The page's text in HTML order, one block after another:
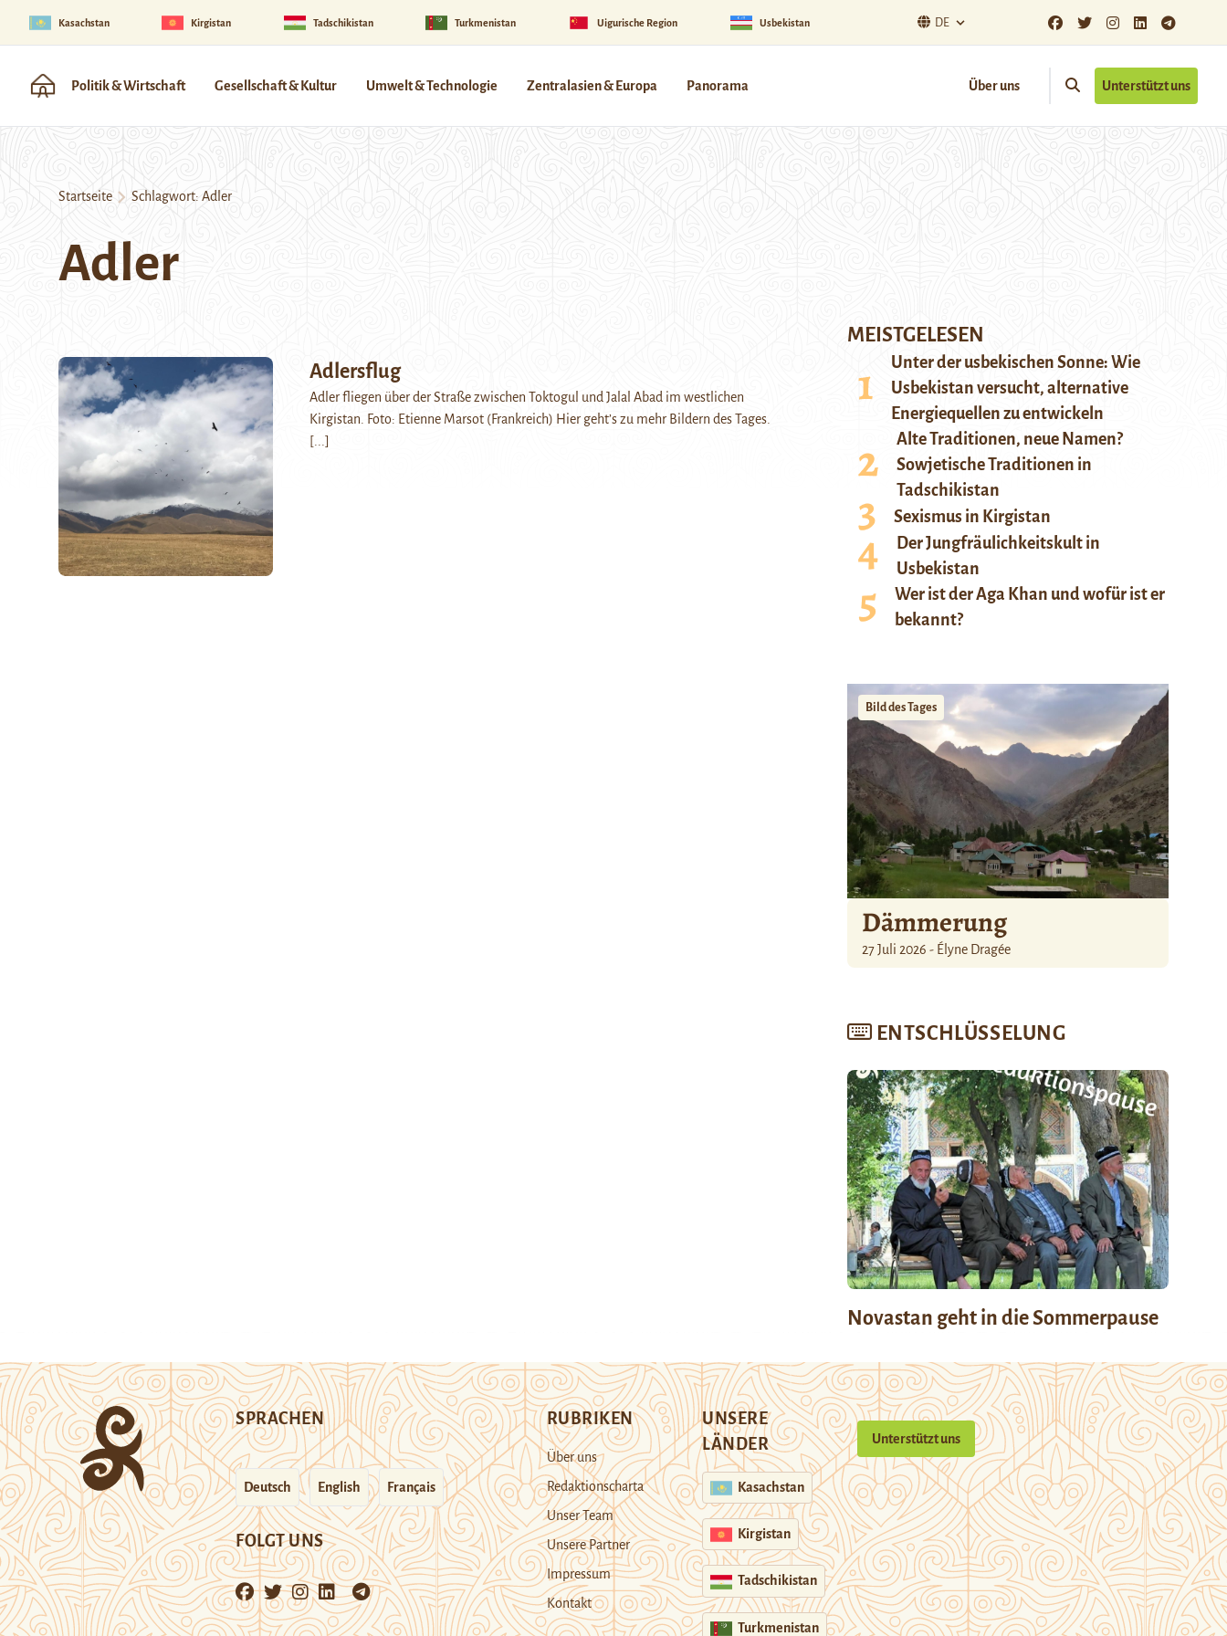
Kasachstan Kirgistan Tadschikistan Turkmenistan Uigurische Region Usbekistan DE
Politik & Wirtschaft Gesellschaft & Kultur Umwelt & Technologie Zentralasien & Europa Panorama Über uns Unterstützt uns
Startseite Schlagwort: Adler
Adler
Adlersflug
Adler fliegen über der Straße zwischen Toktogul und Jalal Abad im westlichen
Kirgistan. Foto: Etienne Marsot (Frankreich) Hier geht’s zu mehr Bildern des Tages.
[...]
MEISTGELESEN
Unter der usbekischen Sonne: Wie
Usbekistan versucht, alternative
Energiequellen zu entwickeln
Alte Traditionen, neue Namen?
Sowjetische Traditionen in
Tadschikistan
Sexismus in Kirgistan
Der Jungfräulichkeitskult in
Usbekistan
Wer ist der Aga Khan und wofür ist er
bekannt?
Bild des Tages
Dämmerung
27 Juli 2026 - Élyne Dragée
ENTSCHLÜSSELUNG
Novastan geht in die Sommerpause
SPRACHEN
Deutsch English Français
FOLGT UNS
RUBRIKEN
Über uns
Redaktionscharta
Unser Team
Unsere Partner
Impressum
Kontakt
UNSERE
LÄNDER
Kasachstan
Kirgistan
Tadschikistan
Turkmenistan
Unterstützt uns